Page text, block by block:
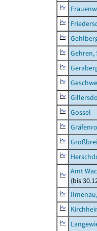
Gehren,
Gossel
Amt
(bis